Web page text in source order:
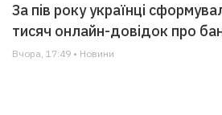
За пів року українці
тисяч онлайн-довідок про
Вчора, 17:49 • Новини